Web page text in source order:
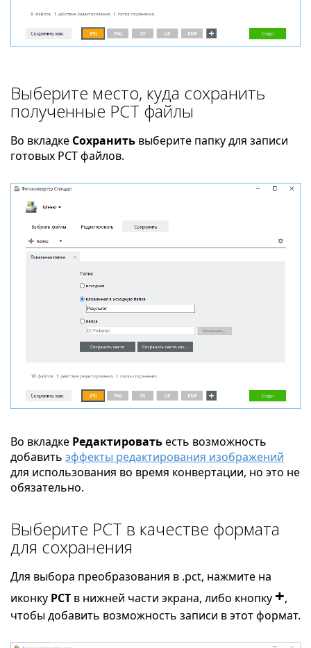
Выберите место, куда сохранить
полученные PCT файлы
Во вкладке Сохранить выберите папку для записи
готовых PCT файлов.
Во вкладке Редактироватьесть возможность
добавить эффекты редактирования изображений
для использования во время конвертации, но это не
обязательно.
Выберите PCT в качестве формата
для сохранения
Для выбора преобразования в .pct, нажмите на
иконку PCT в нижней части экрана, либо кнопку +,
чтобы добавить возможность записи в этот формат.